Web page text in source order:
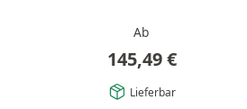
Ab
145,49 €
Lieferbar